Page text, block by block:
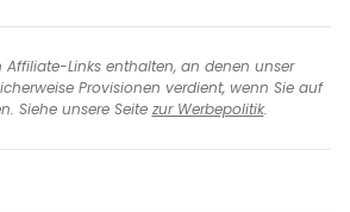
Affiliate-Links enthalten, an denen unser
Provisionen verdient, wenn Sie auf
Siehe unsere Seite zur Werbepolitik.